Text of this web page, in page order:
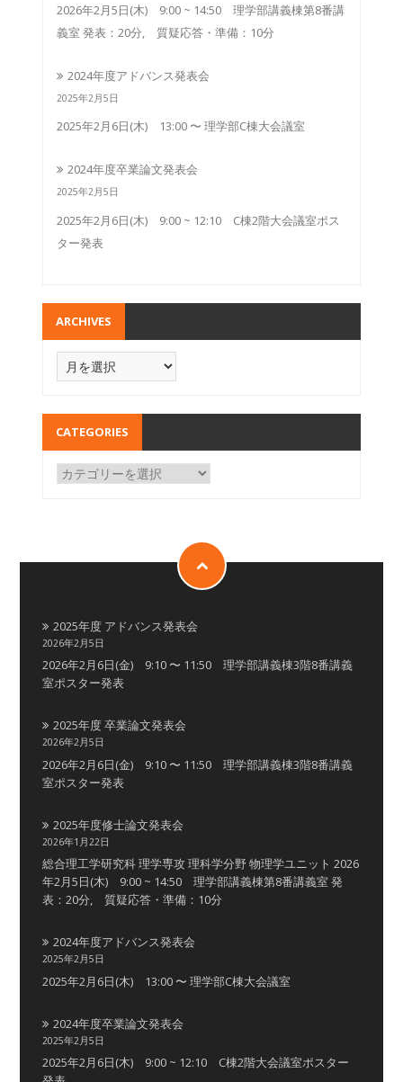
2026年2月5日(木) 9:00 ~ 14:50 理学部講義棟第8番講
義室 発表：20分, 質疑応答・準備：10分
2024年度アドバンス発表会
2025年2月5日
2025年2月6日(木) 13:00 〜 理学部C棟大会議室
2024年度卒業論文発表会
2025年2月5日
2025年2月6日(木) 9:00 ~ 12:10 C棟2階大会議室ポス
ター発表
ARCHIVES
CATEGORIES
2025年度 アドバンス発表会
2026年2月5日
2026年2月6日(金) 9:10 〜 11:50 理学部講義棟3階8番講義
室ポスター発表
2025年度 卒業論文発表会
2026年2月5日
2026年2月6日(金) 9:10 〜 11:50 理学部講義棟3階8番講義
室ポスター発表
2025年度修士論文発表会
2026年1月22日
総合理工学研究科 理学専攻 理科学分野 物理学ユニット 2026
年2月5日(木) 9:00 ~ 14:50 理学部講義棟第8番講義室 発
表：20分, 質疑応答・準備：10分
2024年度アドバンス発表会
2025年2月5日
2025年2月6日(木) 13:00 〜 理学部C棟大会議室
2024年度卒業論文発表会
2025年2月5日
2025年2月6日(木) 9:00 ~ 12:10 C棟2階大会議室ポスター